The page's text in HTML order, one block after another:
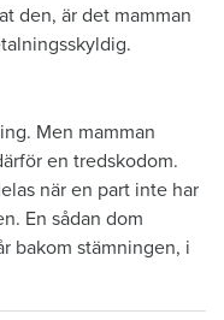
den, är det mamman
Men mamman
en tredskodom.
när en part inte har
En sådan dom
bakom stämningen, i